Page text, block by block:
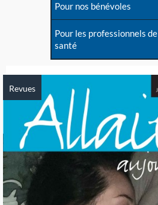
Pour nos bénévoles
Pour les professionnels de
santé
Revues